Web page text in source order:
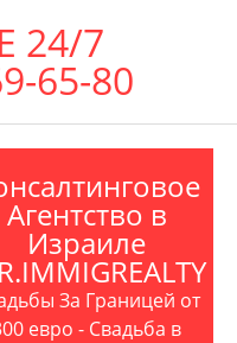
24/7
65-80
Агентство в
Израиле
За Границей от
евро - Свадьба в